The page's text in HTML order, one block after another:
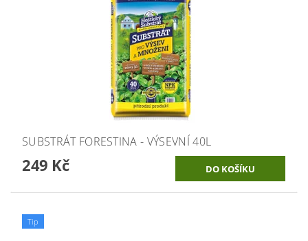
SUBSTRÁT FORESTINA - VÝSEVNÍ 40L
249 Kč
Tip